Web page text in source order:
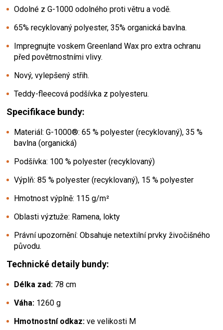
Odolné z G-1000 odolného proti větru a vodě.
65% recyklovaný polyester, 35% organická bavlna.
Impregnujte voskem Greenland Wax pro extra ochranu
před povětrnostními vlivy.
Nový, vylepšený střih.
Teddy-fleecová podšívka z polyesteru.
Specifikace bundy:
Materiál: G-1000®: 65 % polyester (recyklovaný), 35 %
bavlna (organická)
Podšívka: 100 % polyester (recyklovaný)
Výplň: 85 % polyester (recyklovaný), 15 % polyester
Hmotnost výplně: 115 g/m²
Oblasti výztuže: Ramena, lokty
Právní upozornění: Obsahuje netextilní prvky živočišného
původu.
Technické detaily bundy:
Délka zad: 78 cm
Váha: 1260 g
Hmotnostní odkaz: ve velikosti M